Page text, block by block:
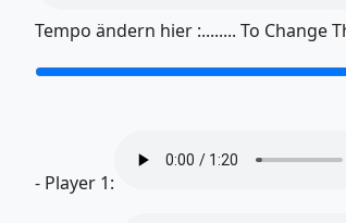
Tempo ändern hier :........ To Change
- Player 1: